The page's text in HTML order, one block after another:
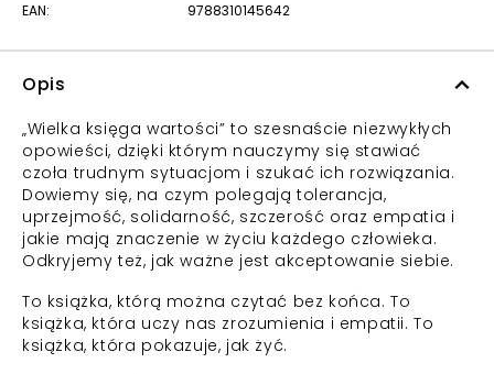
EAN: 9788310145642
Opis
„Wielka księga wartości” to szesnaście niezwykłych
opowieści, dzięki którym nauczymy się stawiać
czoła trudnym sytuacjom i szukać ich rozwiązania.
Dowiemy się, na czym polegają tolerancja,
uprzejmość, solidarność, szczerość oraz empatia i
jakie mają znaczenie w życiu każdego człowieka.
Odkryjemy też, jak ważne jest akceptowanie siebie.
To książka, którą można czytać bez końca. To
książka, która uczy nas zrozumienia i empatii. To
książka, która pokazuje, jak żyć.